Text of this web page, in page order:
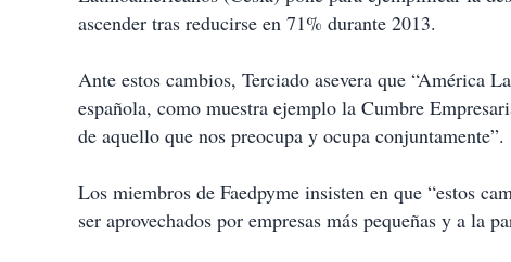
ascender tras reducirse en 71% durante 2013.
Ante estos cambios, Terciado asevera que “América
española, como muestra ejemplo la Cumbre
de aquello que nos preocupa y ocupa conjuntamente”.
Los miembros de Faedpyme insisten en que “estos
ser aprovechados por empresas más pequeñas y a la